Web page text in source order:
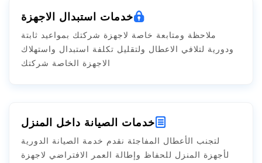
خدمات استبدال الاجهزة
ملاحظة ومتابعة خاصة لاجهزة شركتك بمواعيد ثابتة
ودورية لتلافي الاعطال ولتقليل تكلفة استبدال واستهلاك
الاجهزة الخاصة شركتك
خدمات الصيانة داخل المنزل
لتجنب الأعطال المفاجئة نقدم خدمة الصيانة الدورية
لأجهزة المنزل للحفاظ وإطالة العمر الافتراضي لاجهزة